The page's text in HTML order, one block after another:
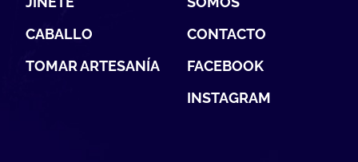
CABALLO
TOMAR ARTESANÍA
CONTACTO
FACEBOOK
INSTAGRAM